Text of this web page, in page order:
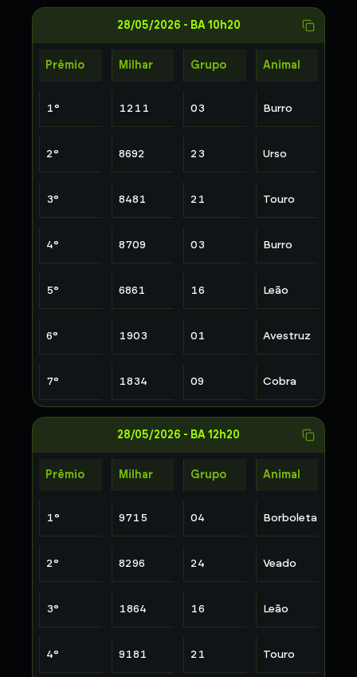
28/05/2026 - BA 10h20
Prêmio Milhar Grupo Animal
1° 1211 03 Burro
2° 8692 23 Urso
3° 8481 21 Touro
4° 8709 03 Burro
5° 6861 16 Leão
6° 1903 01 Avestruz
7° 1834 09 Cobra
28/05/2026 - BA 12h20
Prêmio Milhar Grupo Animal
1° 9715 04 Borboleta
2° 8296 24 Veado
3° 1864 16 Leão
4° 9181 21 Touro